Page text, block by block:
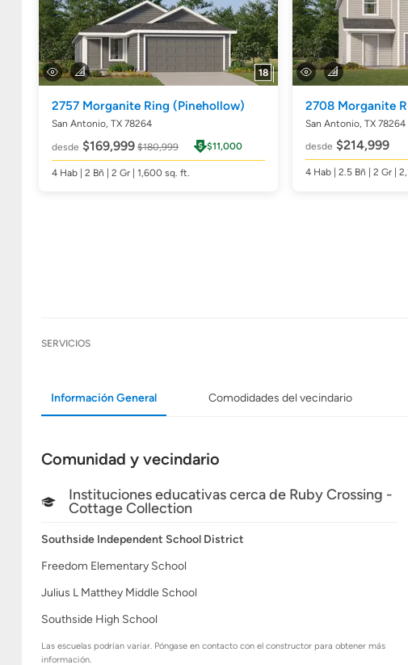
18
2757 Morganite Ring (Pinehollow)
San Antonio, TX 78264
desde $169,999 $180,999 $11,000
4 Hab | 2 Bñ | 2 Gr | 1,600 sq. ft.
2708 Morganite
San Antonio, TX 78264
desde $214,999
4 Hab| 2.5 Bñ | 2 Gr |
SERVICIOS
Información General Comodidades del vecindario
Comunidad y vecindario
Instituciones educativas cerca de Ruby Crossing -
Cottage Collection
Southside Independent School District
Freedom Elementary School
Julius L Matthey Middle School
Southside High School
Las escuelas podrían variar. Póngase en contacto con el constructor para obtener más
información.